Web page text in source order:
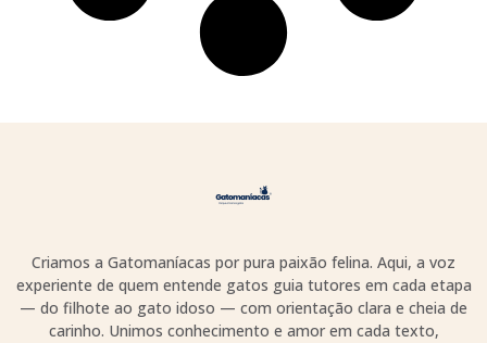
Criamos a Gatomaníacas por pura paixão felina. Aqui, a voz
experiente de quem entende gatos guia tutores em cada etapa
— do filhote ao gato idoso — com orientação clara e cheia de
carinho. Unimos conhecimento e amor em cada texto,